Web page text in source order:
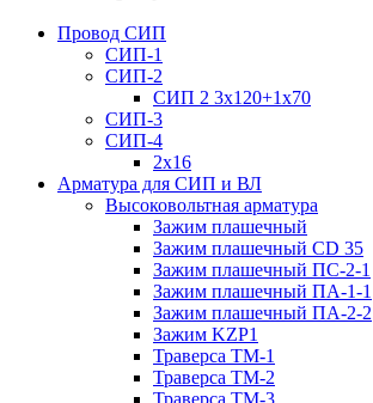
Провод СИП
СИП-1
СИП-2
СИП 2 3х120+1х70
СИП-3
СИП-4
2х16
Арматура для СИП и ВЛ
Высоковольтная арматура
Зажим плашечный
Зажим плашечный CD 35
Зажим плашечный ПС-2-1
Зажим плашечный ПА-1-1
Зажим плашечный ПА-2-2
Зажим KZP1
Траверса ТМ-1
Траверса ТМ-2